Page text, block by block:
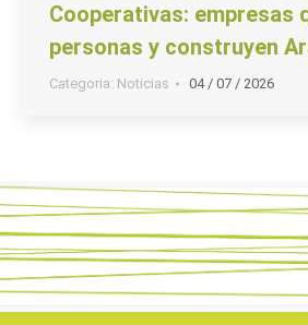
Cooperativas: empresas
personas y construyen
Categoria: Noticias 04 / 07 / 2026